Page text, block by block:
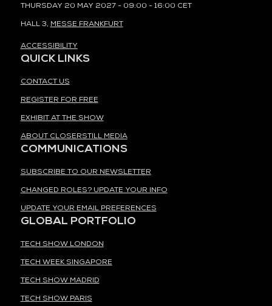
THURSDAY 20 MAY 2027 - 09:00 - 16:00 CET
HALL 3, MESSE FRANKFURT
ACCESSIBILITY
QUICK LINKS
CONTACT US
REGISTER FOR FREE
EXHIBIT AT THE SHOW
ABOUT CLOSERSTILL MEDIA
COMMUNICATIONS
SUBSCRIBE TO OUR NEWSLETTER
CHANGED ROLES? UPDATE YOUR INFO
UPDATE YOUR EMAIL PREFERENCES
GLOBAL PORTFOLIO
TECH SHOW LONDON
TECH WEEK SINGAPORE
TECH SHOW MADRID
TECH SHOW PARIS